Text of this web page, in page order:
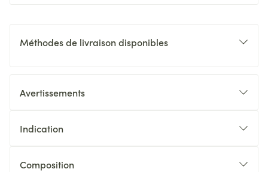
Méthodes de livraison disponibles
Avertissements
Indication
Composition